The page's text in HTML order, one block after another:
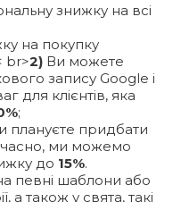
знижку на всі
на покупку
br>2) Ви можете
запису Google і
для клієнтів, яка
;
плануєте придбати
ми можемо
до 15%.
певні шаблони або
а також у свята, такі